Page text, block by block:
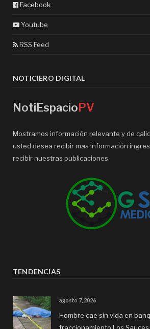
Facebook
Youtube
RSS Feed
NOTICIERO DIGITAL
NotiEspacioPV
Mostramos información relevante y de
usted desea recibir mas información
recibir nuestras publicaciones.
TENDENCIAS
agosto 7, 2026
Hombre cae sin vida en
fraccionamiento Los